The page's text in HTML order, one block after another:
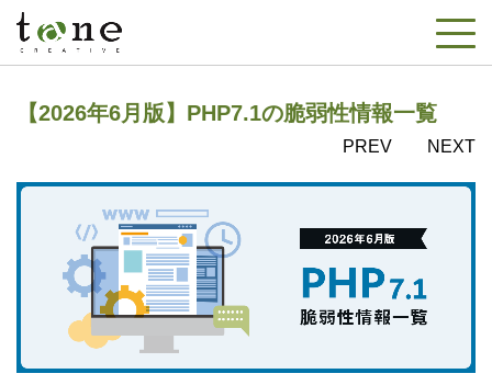
【2026年6月版】PHP7.1の脆弱性情報一覧
PREV NEXT